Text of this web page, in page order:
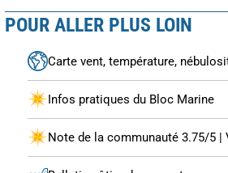
POUR ALLER PLUS LOIN
Carte vent, température,
Infos pratiques du Bloc Marine
Note de la communauté 3.75/5 |